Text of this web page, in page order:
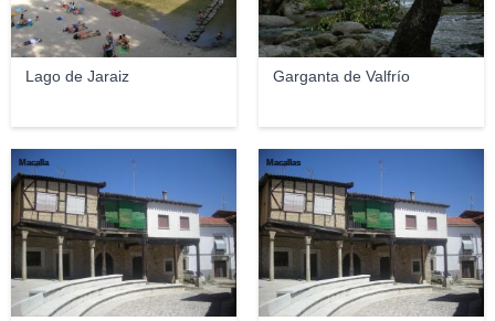
Lago de Jaraiz Garganta de Valfrío
Macalla Macallas